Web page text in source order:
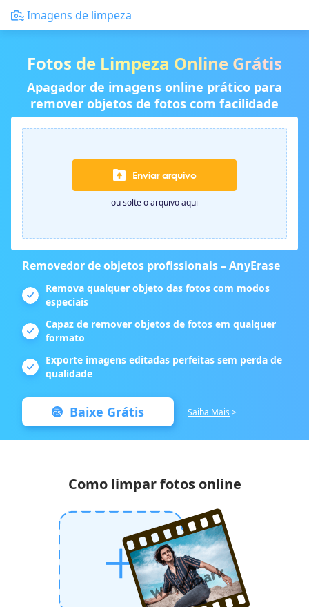
Imagens de limpeza
Fotos de Limpeza Online Grátis
Apagador de imagens online prático para
remover objetos de fotos com facilidade
Enviar arquivo
ou solte o arquivo aqui
Removedor de objetos profissionais – AnyErase
Remova qualquer objeto das fotos com modos
especiais
Capaz de remover objetos de fotos em qualquer
formato
Exporte imagens editadas perfeitas sem perda de
qualidade
Baixe Grátis Saiba Mais >
Como limpar fotos online